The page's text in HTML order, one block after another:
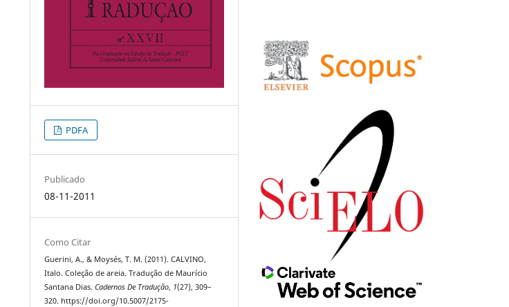
PDFA
Publicado
08-11-2011
Como Citar
Guerini, A., & Moysés, T. M. (2011). CALVINO,
Italo. Coleção de areia. Tradução de Maurício
Santana Dias.Cadernos De Tradução, 1(27), 309–
320. https://doi.org/10.5007/2175-